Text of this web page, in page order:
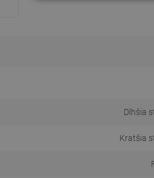
Dlhšia
Kratšia